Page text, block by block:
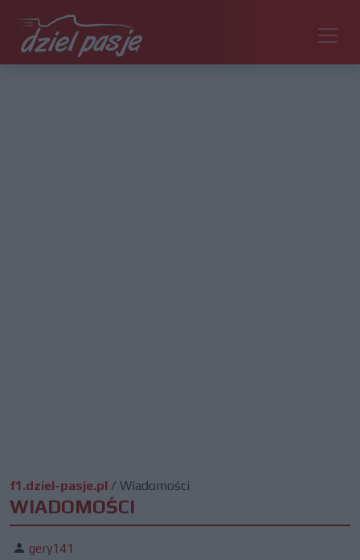
f1.dziel-pasje.pl / Wiadomości
WIADOMOŚCI
gery141